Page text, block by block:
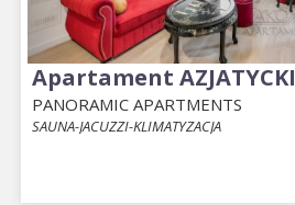
Apartament AZJATYCKI
PANORAMIC APARTMENTS
SAUNA-JACUZZI-KLIMATYZACJA